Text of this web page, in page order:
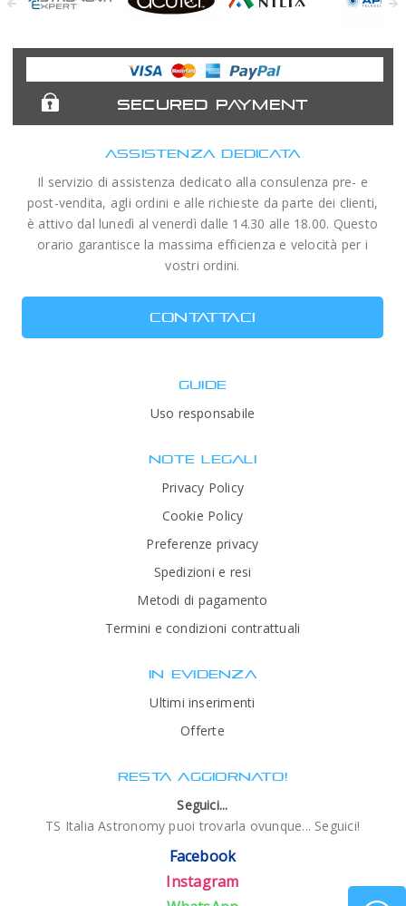
Expert
Telescopes
SECURED PAYMENT
ASSISTENZA DEDICATA
Il servizio di assistenza dedicato alla consulenza pre- e
post-vendita, agli ordini e alle richieste da parte dei clienti,
è attivo dal lunedì al venerdì dalle 14.30 alle 18.00. Questo
orario garantisce la massima efficienza e velocità per i
vostri ordini.
CONTATTACI
GUIDE
Uso responsabile
NOTE LEGALI
Privacy Policy
Cookie Policy
Preferenze privacy
Spedizioni e resi
Metodi di pagamento
Termini e condizioni contrattuali
IN EVIDENZA
Ultimi inserimenti
Offerte
RESTA AGGIORNATO!
Seguici...
TS Italia Astronomy puoi trovarla ovunque... Seguici!
Facebook
Instagram